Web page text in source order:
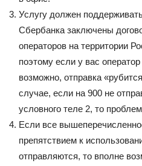
Услугу должен
Сбербанка заключены
операторов на территории
поэтому если у вас
возможно, отправка
случае, если на 900 не
условного теле 2, то
Если все
препятствием к
отправляются, то вполне